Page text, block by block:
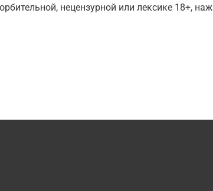
нецензурной или лексике 18+,